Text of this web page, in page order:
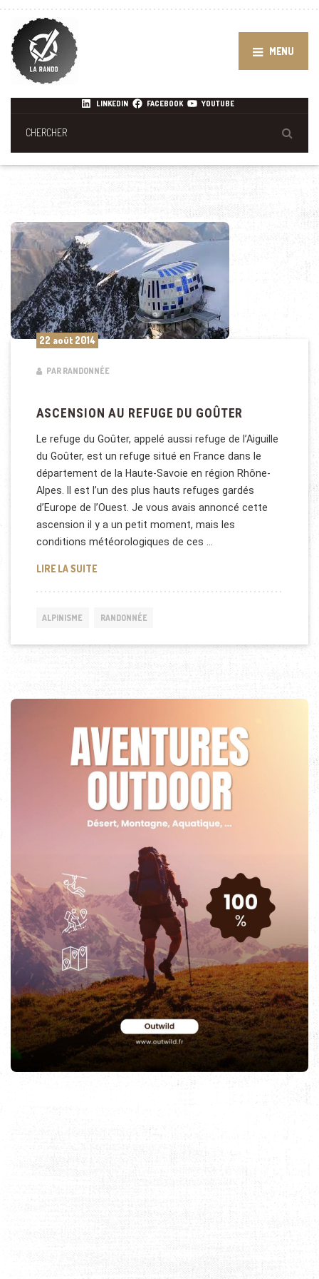
MENU
LINKEDIN FACEBOOK YOUTUBE
22 août 2014
PAR RANDONNÉE
ASCENSION AU REFUGE DU GOÛTER
Le refuge du Goûter, appelé aussi refuge de l’Aiguille
du Goûter, est un refuge situé en France dans le
département de la Haute-Savoie en région Rhône-
Alpes. Il est l’un des plus hauts refuges gardés
d’Europe de l’Ouest. Je vous avais annoncé cette
ascension il y a un petit moment, mais les
conditions météorologiques de ces …
LIRE LA SUITEASCENSION AU REFUGE DU GOÛTER
ALPINISME RANDONNÉE